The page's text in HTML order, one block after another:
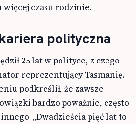
więcej czasu rodzinie.
polityczna
25 lat w polityce, z czego
reprezentujący Tasmanię.
podkreślił, że zawsze
bardzo poważnie, często
„Dwadzieścia pięć lat to